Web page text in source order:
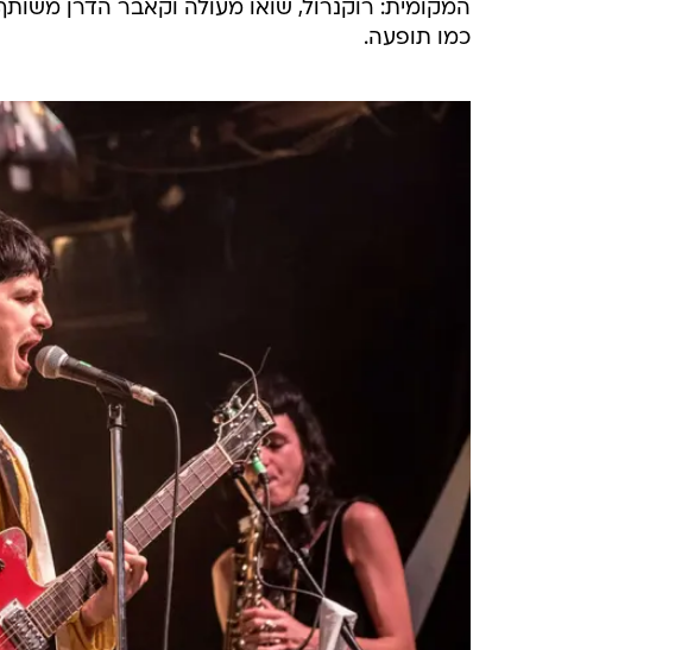
המקומית: רוקנרול, שואו מעולה וקאבר הדרן
כמו תופעה.